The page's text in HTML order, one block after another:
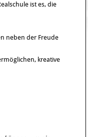
ist es, die
neben der Freude
kreative